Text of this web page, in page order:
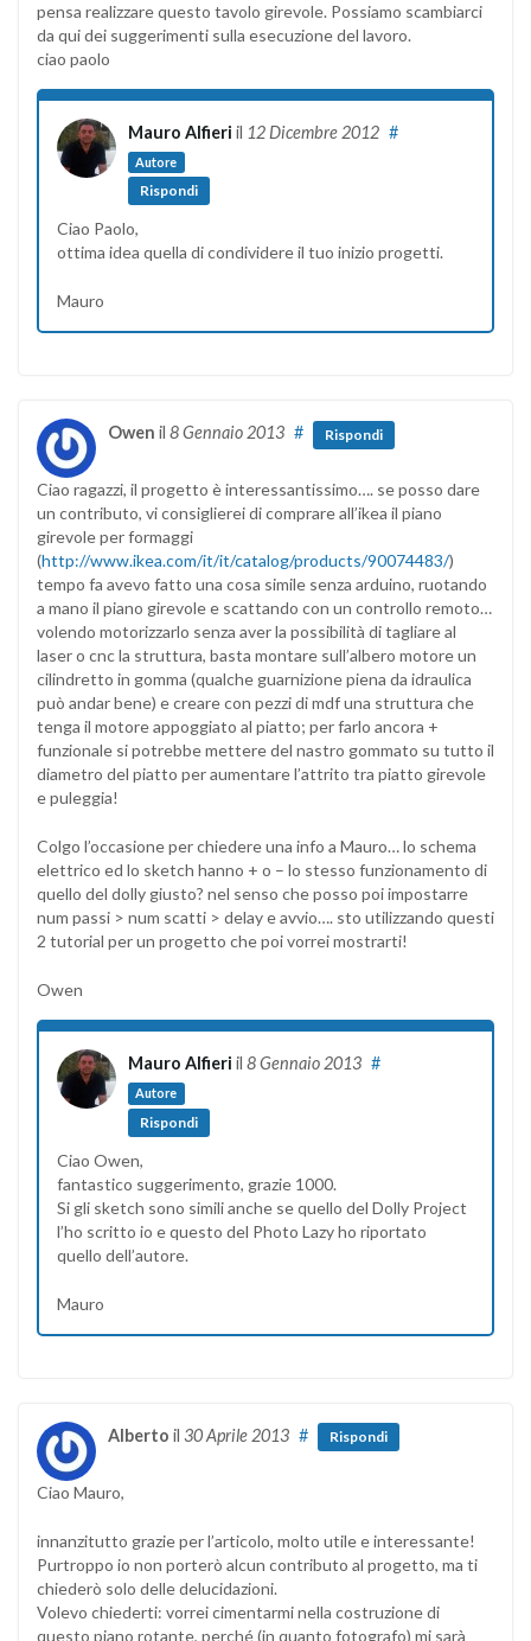
pensa realizzare questo tavolo girevole. Possiamo scambiarci
da qui dei suggerimenti sulla esecuzione del lavoro.
ciao paolo
Mauro Alfieri il 12 Dicembre 2012
Autore
#
Rispondi
Ciao Paolo,
ottima idea quella di condividere il tuo inizio progetti.
Mauro
Owen il 8 Gennaio 2013 # Rispondi
Ciao ragazzi, il progetto è interessantissimo…. se posso dare
un contributo, vi consiglierei di comprare all’ikea il piano
girevole per formaggi
(http://www.ikea.com/it/it/catalog/products/90074483/)
tempo fa avevo fatto una cosa simile senza arduino, ruotando
a mano il piano girevole e scattando con un controllo remoto…
volendo motorizzarlo senza aver la possibilità di tagliare al
laser o cnc la struttura, basta montare sull’albero motore un
cilindretto in gomma (qualche guarnizione piena da idraulica
può andar bene) e creare con pezzi di mdf una struttura che
tenga il motore appoggiato al piatto; per farlo ancora +
funzionale si potrebbe mettere del nastro gommato su tutto il
diametro del piatto per aumentare l’attrito tra piatto girevole
e puleggia!
Colgo l’occasione per chiedere una info a Mauro… lo schema
elettrico ed lo sketch hanno + o – lo stesso funzionamento di
quello del dolly giusto? nel senso che posso poi impostarre
num passi > num scatti > delay e avvio…. sto utilizzando questi
2 tutorial per un progetto che poi vorrei mostrarti!
Owen
Mauro Alfieri il 8 Gennaio 2013
Autore
#
Rispondi
Ciao Owen,
fantastico suggerimento, grazie 1000.
Si gli sketch sono simili anche se quello del Dolly Project
l’ho scritto io e questo del Photo Lazy ho riportato
quello dell’autore.
Mauro
Alberto il 30 Aprile 2013 # Rispondi
Ciao Mauro,
innanzitutto grazie per l’articolo, molto utile e interessante!
Purtroppo io non porterò alcun contributo al progetto, ma ti
chiederò solo delle delucidazioni.
Volevo chiederti: vorrei cimentarmi nella costruzione di
questo piano rotante, perché (in quanto fotografo) mi sarà